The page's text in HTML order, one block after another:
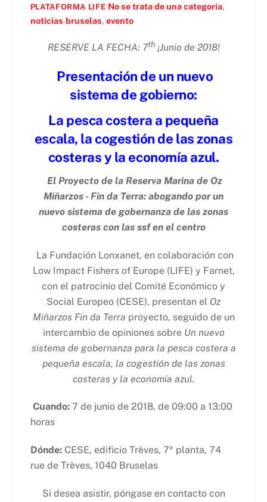
PLATAFORMA LIFE No se trata de una categoría,
noticias bruselas, evento
RESERVE LA FECHA: 7th ¡Junio de 2018!
Presentación de un nuevo
sistema de gobierno:
La pesca costera a pequeña
escala, la cogestión de las zonas
costeras y la economía azul.
El Proyecto de la Reserva Marina de Oz
Miñarzos - Fin da Terra: abogando por un
nuevo sistema de gobernanza de las zonas
costeras con las ssf en el centro
La Fundación Lonxanet, en colaboración con
Low Impact Fishers of Europe (LIFE) y Farnet,
con el patrocinio del Comité Económico y
Social Europeo (CESE), presentan el Oz
Miñarzos Fin da Terra proyecto, seguido de un
intercambio de opiniones sobre Un nuevo
sistema de gobernanza para la pesca costera a
pequeña escala, la cogestión de las zonas
costeras y la economía azul.
Cuando:7 de junio de 2018, de 09:00 a 13:00
horas
Dónde:CESE, edificio Trèves, 7ª planta, 74
rue de Trèves, 1040 Bruselas
Si desea asistir, póngase en contacto con